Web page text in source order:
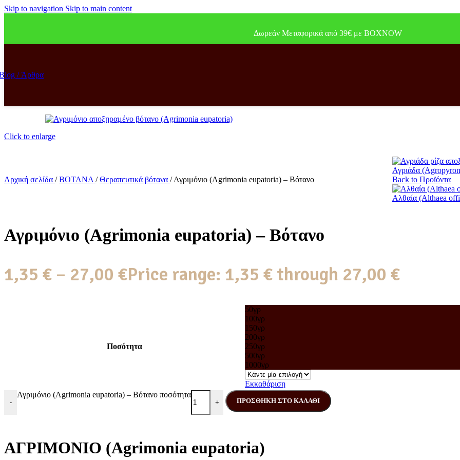
Skip to navigation Skip to main content
Δωρεάν Μεταφορικά από 39€ με BOXNOW
/ Άρθρα
Click to enlarge
Αρχική σελίδα / ΒΟΤΑΝΑ / Θεραπευτικά βότανα / Αγριμόνιο (Agrimonia eupatoria) – Βότανο
Αγριάδα
Back to Προϊόντα
Αλθαία (Althaea
Αγριμόνιο (Agrimonia eupatoria) – Βότανο
1,35 € – 27,00 €Price range: 1,35 € through 27,00 €
Ποσότητα
50γρ
100γρ
150γρ
200γρ
250γρ
500γρ
1000γρ
Εκκαθάριση
-
Αγριμόνιο (Agrimonia eupatoria) – Βότανο ποσότητα
+ ΠΡΟΣΘΉΚΗ ΣΤΟ ΚΑΛΆΘΙ
ΑΓΡΙΜΟΝΙΟ (Agrimonia eupatoria)